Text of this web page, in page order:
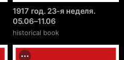
1917 год. 23-я неделя.
05.06–11.06
historical book